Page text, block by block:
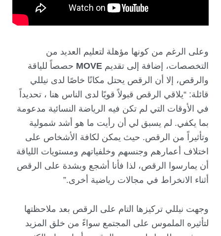
وعلى الرغم من كونها مؤهلة لتعليم العديد من
التخصصات، إضافة إلى تقديم MOVEحصصاً للياقة
والرقص، إلا أن الرقص يحتل مكانًا خاصًا لدى نيللي
قائلة: “يلاقي الرقص قبولاً قويًا لدى الناس هنا ، تحديداً
في الأوقات التي لم تكن فيه الرياضة النسائية مدعومة
بما يكفي. لم يسبق لي أن رأيت ما هو أشد شمولية
وتأثيراً من الرقص. حيث يمكن لكافة الأشخاص على
اختلاف أعمارهم وجنسهم وخلفياتهم ومستويات اللياقة
أن يمارسوا الرقص، لذا فأنا أشجع وبشدة على الرقص
أثناء الانخراط في مجالات رياضية أخرى.”
وجهت نيللي تركيزها التام على الرقص بعد ملاحظتها
لتأثيره الملموس على المجتمع سواءً من خلق المزيد